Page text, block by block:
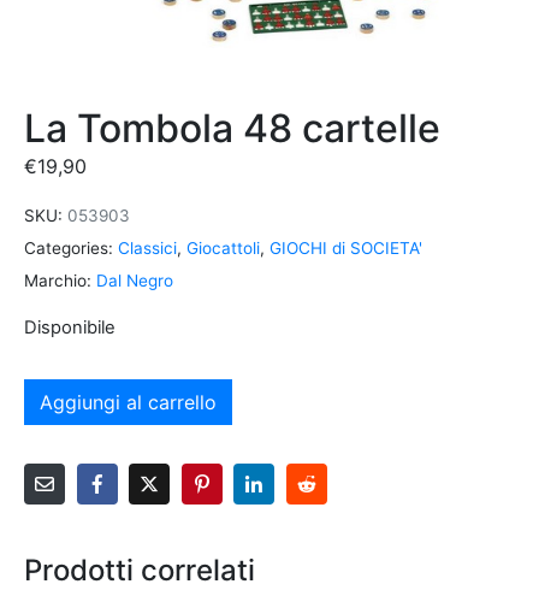
La Tombola 48 cartelle
€19,90
SKU: 053903
Categories: Classici, Giocattoli, GIOCHI di SOCIETA'
Marchio: Dal Negro
Disponibile
Aggiungi al carrello
Prodotti correlati